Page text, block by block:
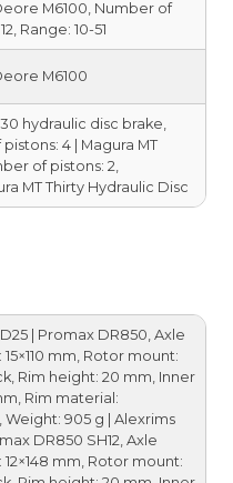
M6100, Number of
Range: 10-51
M6100
hydraulic disc brake,
4 | Magura MT
of pistons: 2,
MT Thirty Hydraulic Disc
| Promax DR850, Axle
mm, Rotor mount:
Rim height: 20 mm, Inner
Rim material:
Weight: 905 g | Alexrims
DR850 SH12, Axle
mm, Rotor mount: